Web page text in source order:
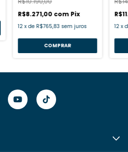
R$8.271,00 com Pix
12 xde R$765,83 sem juros 12 x